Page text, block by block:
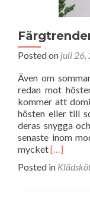
Posted on juli 26,
Även om
redan mot
kommer att
hösten eller till
deras snygga
senaste inom
mycketRead
about
[…]
Posted in